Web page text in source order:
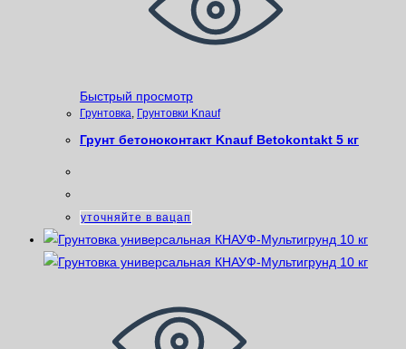
Быстрый просмотр
Грунтовка Грунтовки Knauf
Грунт бетоноконтакт Knauf Betokontakt 5 кг
уточняйте в вацап